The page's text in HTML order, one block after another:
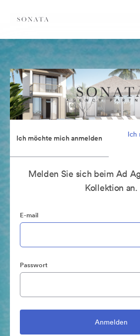
Ich möchte mich anmelden
Ich
Melden Sie sich beim Ad
Kollektion an.
E-mail
Passwort